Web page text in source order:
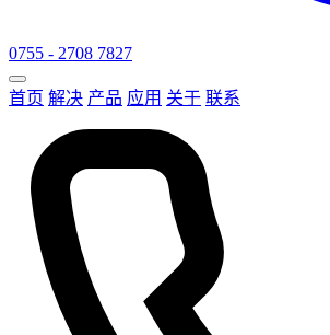
0755 - 2708 7827
首页 解决 产品 应用 关于 联系